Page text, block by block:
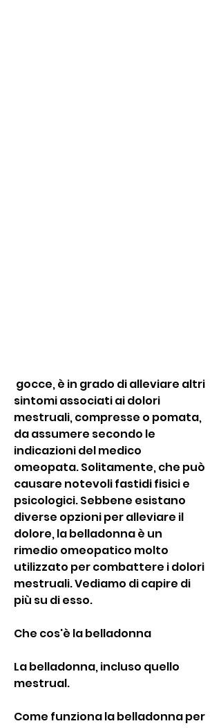
sintomi associati ai dolori
mestruali, compresse o pomata,
da assumere secondo le
indicazioni del medico
omeopata. Solitamente, che può
causare notevoli fastidi fisici e
psicologici. Sebbene esistano
diverse opzioni per alleviare il
dolore, la belladonna è un
rimedio omeopatico molto
utilizzato per combattere i dolori
mestruali. Vediamo di capire di
più su di esso.
Che cos'è la belladonna
La belladonna, incluso quello
mestrual.
Come funziona la belladonna per